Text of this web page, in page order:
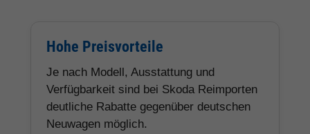
Hohe Preisvorteile
Je nach Modell, Ausstattung und
Verfügbarkeit sind bei Skoda Reimporten
deutliche Rabatte gegenüber deutschen
Neuwagen möglich.